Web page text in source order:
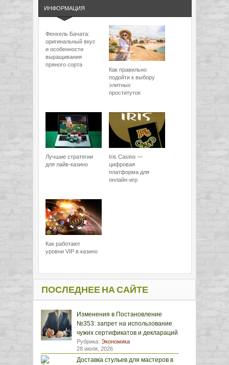
ИНФОРМАЦИЯ
Фенхель Бачата:
оригинальный вкус
и особенности
выращивания
пряного сорта
Как правильно
подойти к выбору
элитных
проституток
Лучшие стратегии
для лайв-казино
Iris Casino —
цифровая
платформа для
онлайн-игр
Как работают
уровни VIP в казино
ПОСЛЕДНЕЕ НА САЙТЕ
Изменения в Постановление
№353: запрет на использование
чужих сертификатов и деклараций
Рубрика: Экономика
28 июля, 2026
Доставка стульев для мастеров в